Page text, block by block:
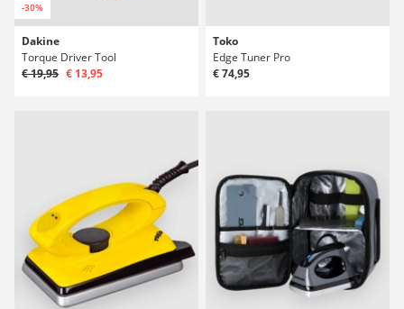
-30%
Dakine
Torque Driver Tool
€ 19,95 € 13,95
Toko
Edge Tuner Pro
€ 74,95